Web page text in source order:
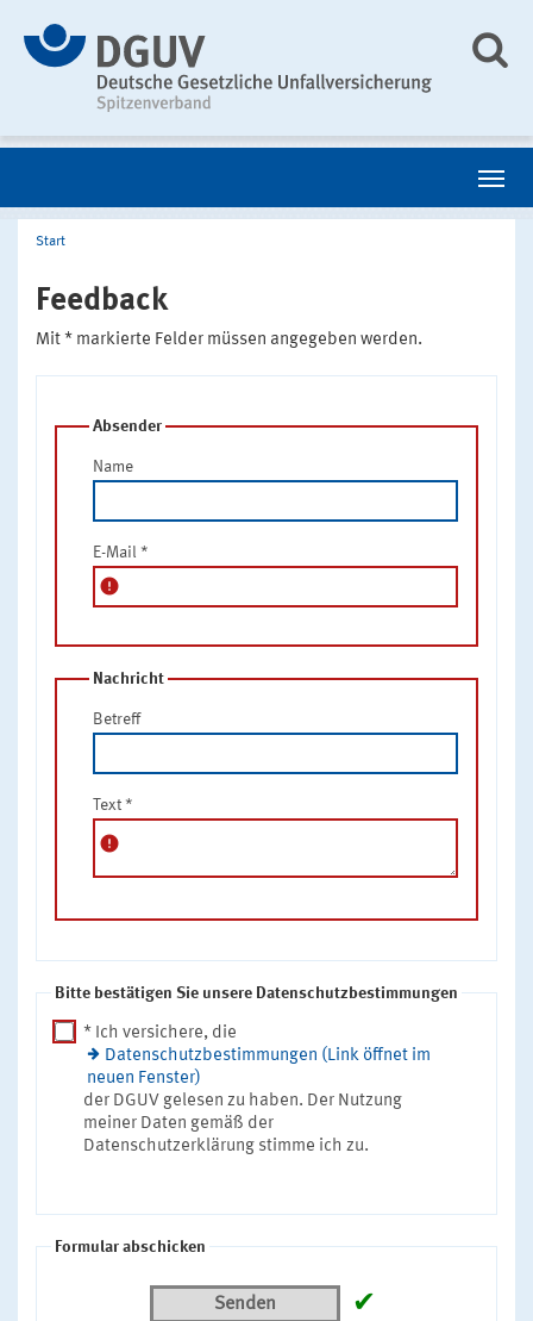
Start
Feedback
Mit * markierte Felder müssen angegeben werden.
Absender
Name
E-Mail *
error
Nachricht
Betreff
Text *
error
Bitte bestätigen Sie unsere Datenschutzbestimmungen
* Ich versichere, die
Datenschutzbestimmungen (Link öffnet im
neuen Fenster)
der DGUV gelesen zu haben. Der Nutzung
meiner Daten gemäß der
Datenschutzerklärung stimme ich zu.
Formular abschicken
Senden ✔